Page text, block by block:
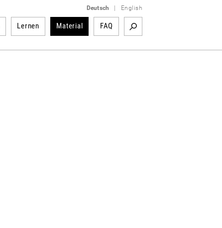
Deutsch English
Lernen Material FAQ